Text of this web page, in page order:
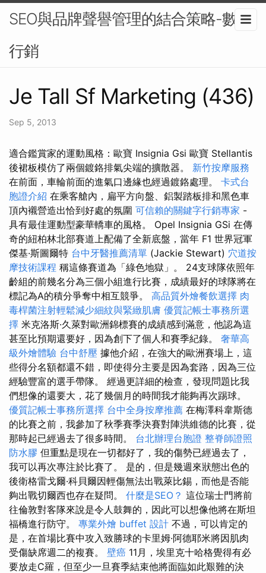
SEO與品牌聲譽管理的結合策略-數位
行銷
Je Tall Sf Marketing (436)
Sep 5, 2013
適合鑑賞家的運動風格：歐寶 Insignia Gsi 歐寶 Stellantis
後裙板模仿了兩個鍍鉻排氣尖端的擴散器。 新竹按摩服務
在前面，車輪前面的進氣口邊緣也經過鍍鉻處理。 卡式台
胞證介紹 在乘客艙內，扁平方向盤、鋁製踏板排和黑色車
頂內襯營造出恰到好處的氛圍 可信賴的關鍵字行銷專家 -
具有最佳運動型豪華轎車的風格。 Opel Insignia GSi 在傳
奇的紐柏林北部賽道上配備了全新底盤，當年 F1 世界冠軍
傑基·斯圖爾特 台中牙醫推薦清單 (Jackie Stewart) 穴道按
摩技術課程 稱這條賽道為「綠色地獄」。 24支球隊依照年
齡組的前幾名分為三個小組進行比賽，成績最好的球隊將在
標記為A的積分爭奪中相互競爭。 高品質外燴餐飲選擇 肉
毒桿菌注射輕鬆減少細紋與緊緻肌膚 優質記帳士事務所選
擇 米克洛斯·久萊對歐洲錦標賽的成績感到滿意，他認為這
甚至比預期還要好，因為創下了個人和賽季紀錄。 奢華高
級外燴體驗 台中舒壓 據他介紹，在強大的歐洲賽場上，這
些得分名額都還不錯，即使得分主要是因為套路，因為三位
經驗豐富的選手帶隊。 經過更詳細的檢查，發現問題比我
們想像的還要大，花了幾個月的時間我才能夠再次踢球。
優質記帳士事務所選擇 台中全身按摩推薦 在梅澤科韋斯德
的比賽之前，我參加了秋季賽季決賽對陣洪維德的比賽，從
那時起已經過去了很多時間。 台北辦理台胞證 整脊師證照
防水膠 但重點是現在一切都好了，我的傷勢已經過去了，
我可以再次專注於比賽了。 是的，但是幾週來狀態出色的
後衛格雷戈爾·科貝爾因輕傷無法出戰萊比錫，而他是否能
夠出戰切爾西也存在疑問。 什麼是SEO？ 這位瑞士門將前
往倫敦對客隊來說是令人鼓舞的，因此可以想像他將在斯坦
福橋進行防守。 專業外燴 buffet 設計 不過，可以肯定的
是，在首場比賽中攻入致勝球的卡里姆·阿德耶米將因肌肉
受傷缺席週二的複賽。 壁癌 11月，埃里克十哈格覺得有必
要放走C羅，但至少一旦賽季結束他將面臨如此艱難的決